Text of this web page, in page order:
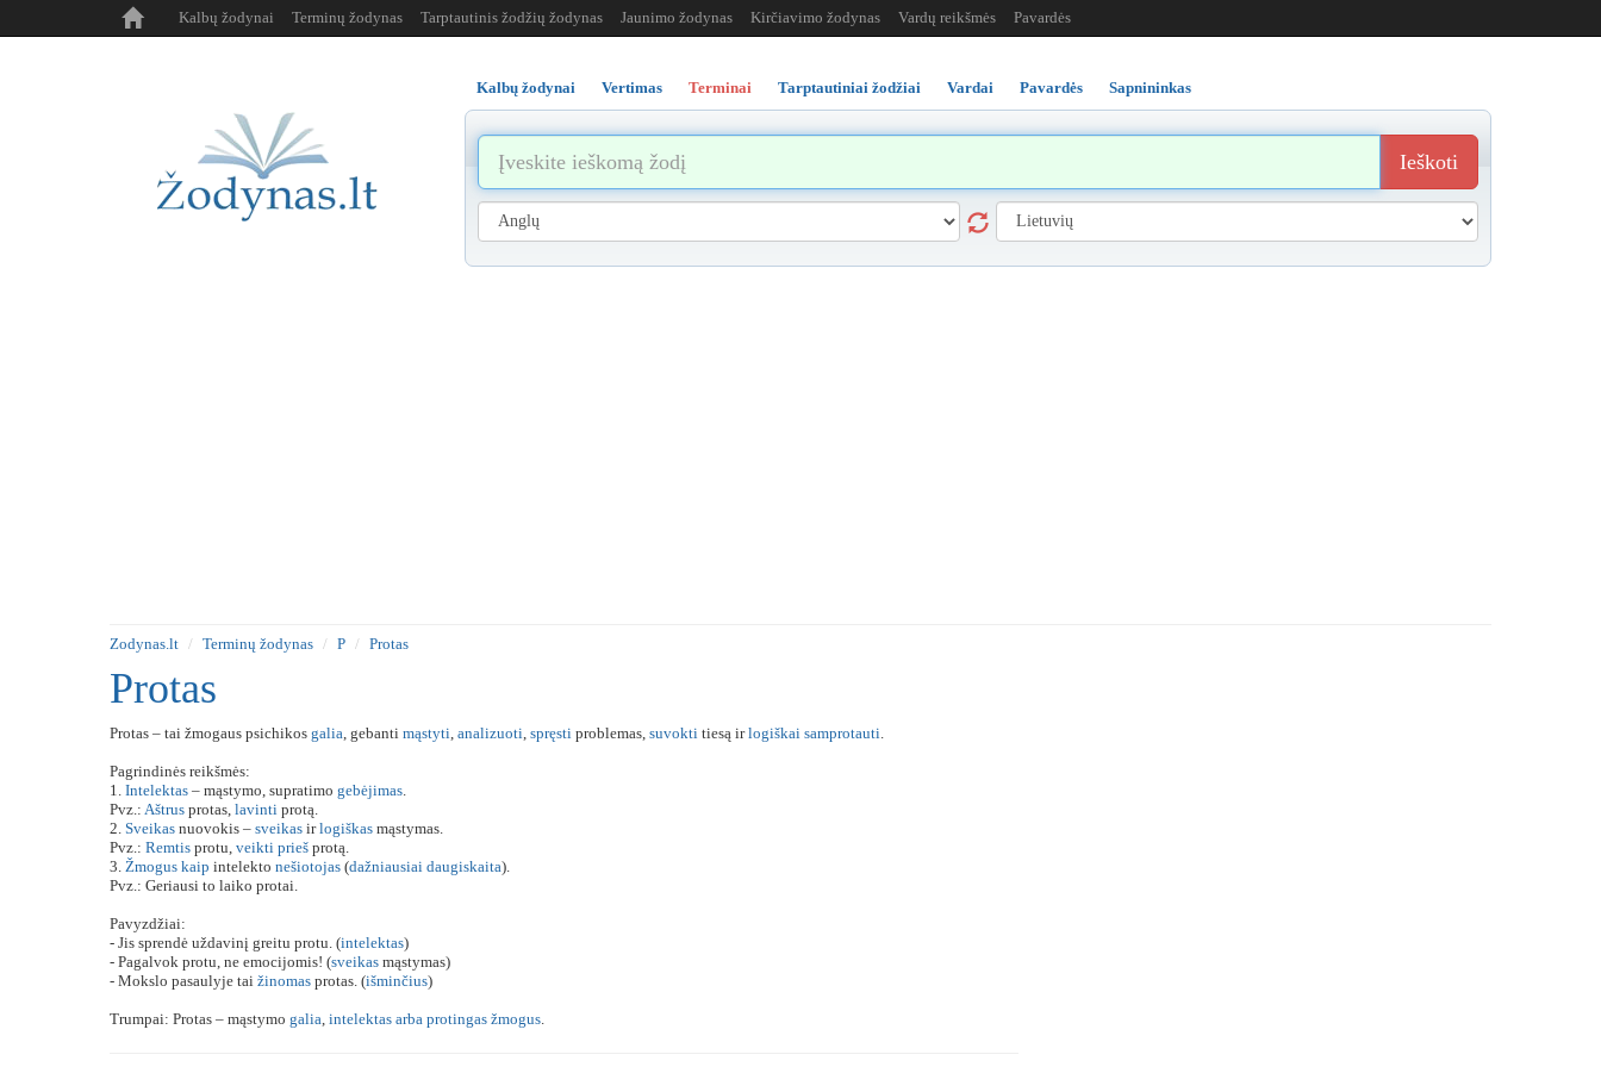
Kalbų žodynai Terminų žodynas Tarptautinis žodžių žodynas Jaunimo žodynas Kirčiavimo žodynas Vardų reikšmės Pavardės
Kalbų žodynai Vertimas Terminai Tarptautiniai žodžiai Vardai Pavardės Sapnininkas
Ieškoti
Zodynas.lt Terminų žodynas P Protas
Protas
Protas – tai žmogaus psichikos galia, gebanti mąstyti, analizuoti, spręsti problemas, suvokti tiesą irlogiškai samprotauti.
Pagrindinės reikšmės:
1. Intelektas – mąstymo, supratimo gebėjimas.
Pvz.: Aštrus protas, lavinti protą.
2. Sveikas nuovokis – sveikas irlogiškas mąstymas.
Pvz.: Remtis protu, veikti prieš protą.
3. Žmogus kaip intelekto nešiotojas (dažniausiai daugiskaita).
Pvz.: Geriausi to laiko protai.
Pavyzdžiai:
- Jis sprendė uždavinį greitu protu. (intelektas)
- Pagalvok protu, ne emocijomis! (sveikas mąstymas)
- Mokslo pasaulyje tai žinomas protas. (išminčius)
Trumpai: Protas – mąstymo galia, intelektas arba protingas žmogus.